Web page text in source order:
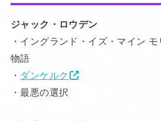
ジャック・ロウデン
・イングランド・イズ・マイン
物語
・ ダンケルク
・最悪の選択